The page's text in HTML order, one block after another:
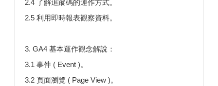
2.4 了解追蹤碼的運作方式。
2.5 利用即時報表觀察資料。
3. GA4 基本運作觀念解說：
3.1 事件 ( Event )。
3.2 頁面瀏覽 ( Page View )。